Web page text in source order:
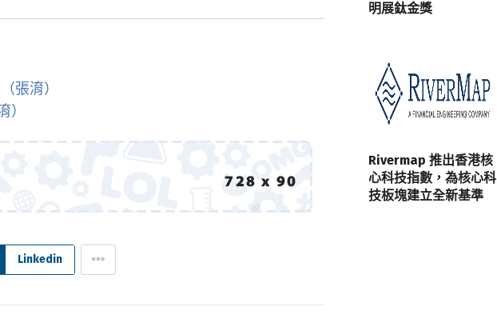
張淯）
Linkedin
明展鈦金獎
Rivermap 推出香港核
心科技指數，為核心科
技板塊建立全新基準